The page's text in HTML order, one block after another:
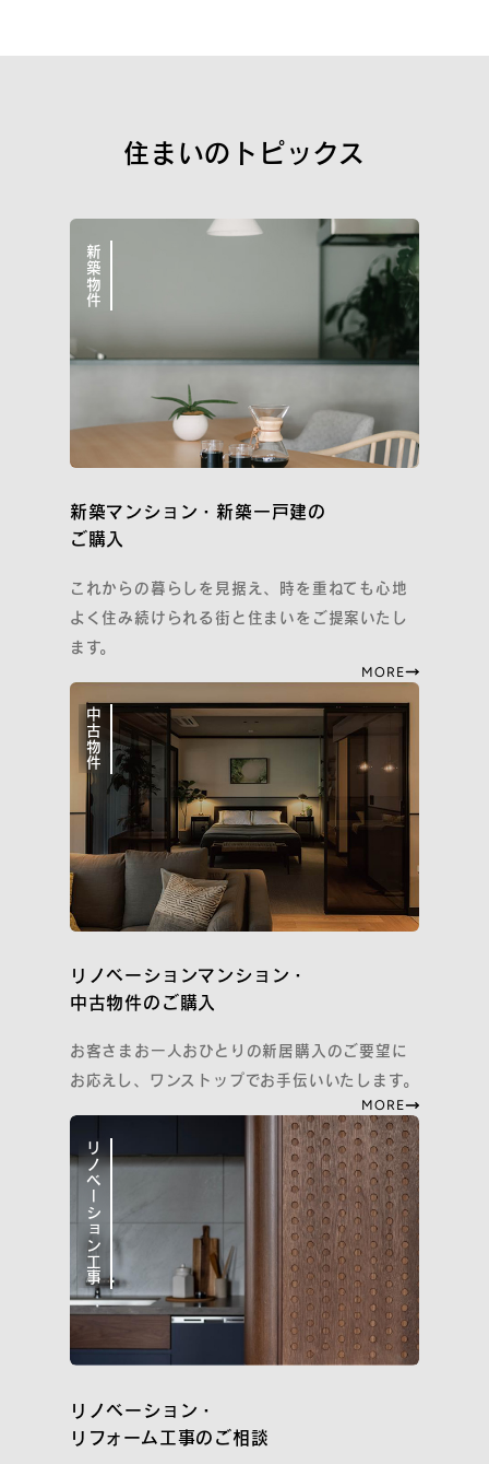
空間品質
こだわりと気づかいが細かすぎて伝わらない
イニシア10のこと
私たちについて
イニシアラウンジ三田
売却・買い替え・買取りのご相談
サービス＆サポート
住まいのコラム
イニシアのサステナビリティ活動
ご紹介特典
再取引特典
すごしかたコンシェルジュ
SNS
Instagram
Facebook
YouTube
note
住まいのトピックス
プライバシーポリシー
Cookieポリシーおよび利用者情報の外部送信について
Webサイト利用規約
『コスモスイニシア友の会』会員規約
コーポレートサイト
住まいのトピックス
新築物件
新築マンション・新築一戸建の
ご購入
これからの暮らしを見据え、時を重ねても心地
よく住み続けられる街と住まいをご提案いたし
ます。
MORE
中古物件
リノベーションマンション・
中古物件のご購入
お客さまお一人おひとりの新居購入のご要望に
お応えし、ワンストップでお手伝いいたします。
MORE
リノベーション工事
リノベーション・
リフォーム工事のご相談